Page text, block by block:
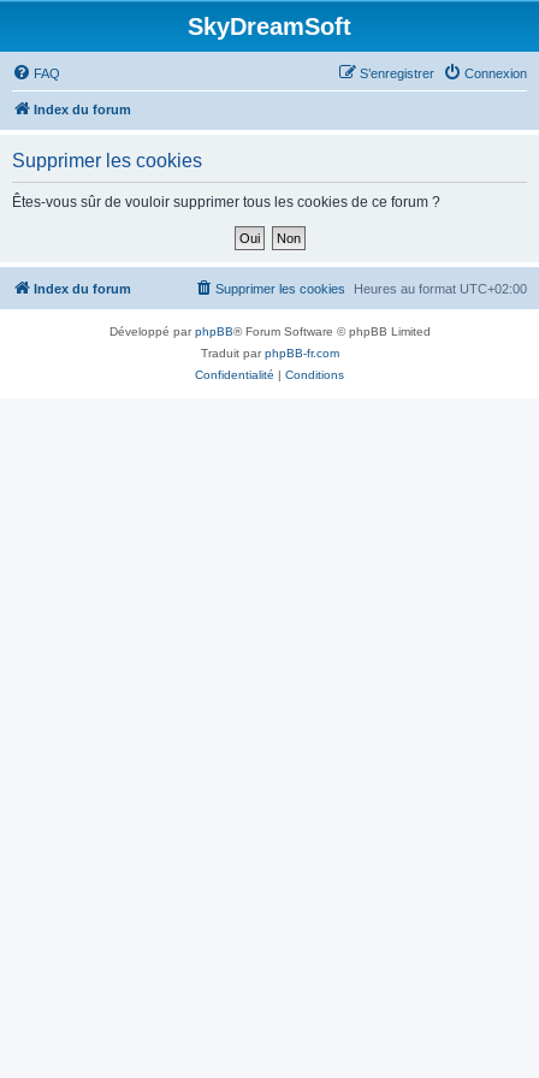
SkyDreamSoft
FAQ Connexion
S’enregistrer
Index du forum
Supprimer les cookies
Êtes-vous sûr de vouloir supprimer tous les cookies de ce forum ?
Index du forum Heures au format UTC+02:00
Supprimer les cookies
Développé parphpBB® Forum Software © phpBB Limited
Traduit parphpBB-fr.com
Confidentialité | Conditions